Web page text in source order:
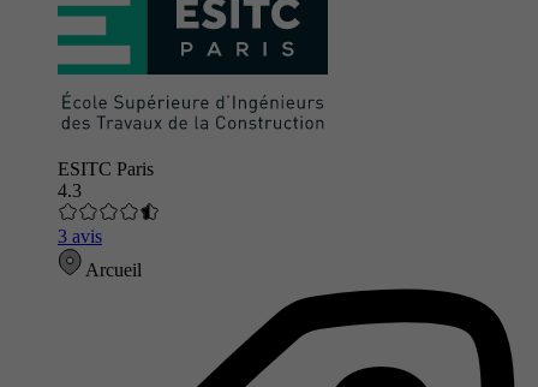
ESITC Paris
4.3
3 avis
Arcueil